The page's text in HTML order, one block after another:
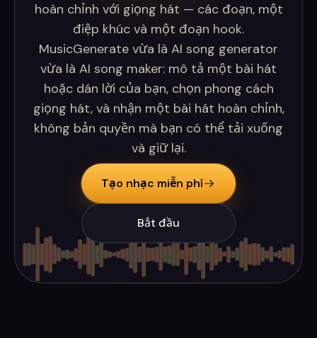
hoàn chỉnh với giọng hát — các đoạn, một
điệp khúc và một đoạn hook.
MusicGenerate vừa là AI song generator
vừa là AI song maker: mô tả một bài hát
hoặc dán lời của bạn, chọn phong cách
giọng hát, và nhận một bài hát hoàn chỉnh,
không bản quyền mà bạn có thể tải xuống
và giữ lại.
Tạo nhạc miễn phí
Bắt đầu